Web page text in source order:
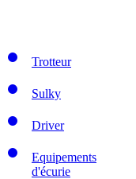
Trotteur
Sulky
Driver
Equipements
d'écurie